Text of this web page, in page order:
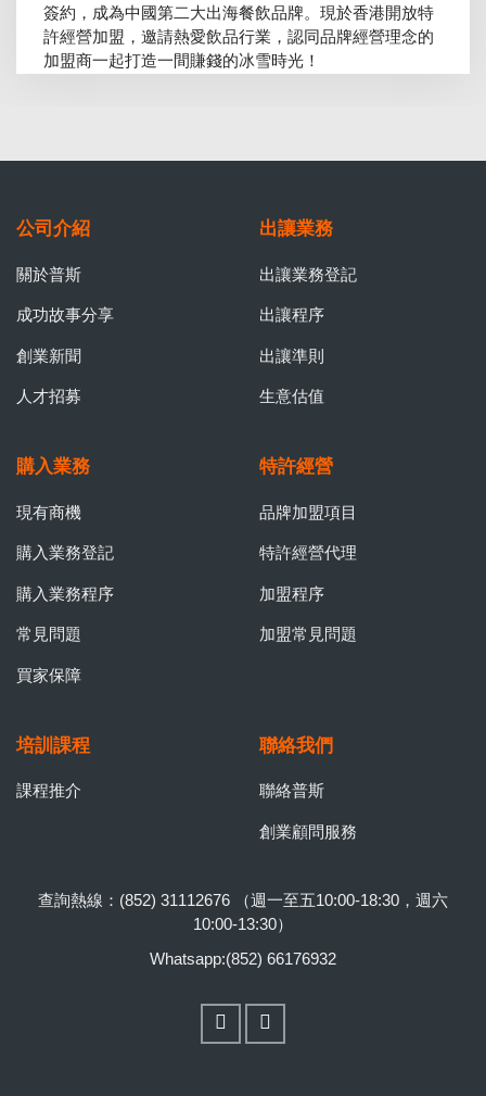
簽約，成為中國第二大出海餐飲品牌。現於香港開放特
許經營加盟，邀請熱愛飲品行業，認同品牌經營理念的
加盟商一起打造一間賺錢的冰雪時光！
公司介紹
關於普斯
成功故事分享
創業新聞
人才招募
出讓業務
出讓業務登記
出讓程序
出讓準則
生意估值
購入業務
現有商機
購入業務登記
購入業務程序
常見問題
買家保障
特許經營
品牌加盟項目
特許經營代理
加盟程序
加盟常見問題
培訓課程
課程推介
聯絡我們
聯絡普斯
創業顧問服務
查詢熱線：(852) 31112676 （週一至五10:00-18:30，週六
10:00-13:30）
Whatsapp:(852) 66176932